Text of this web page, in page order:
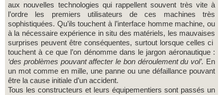
aux nouvelles technologies qui rappellent souvent très vite à
l’ordre les premiers utilisateurs de ces machines très
sophistiquées. Qu’ils touchent à l’interface homme machine, ou
à la nécessaire expérience in situ des matériels, les mauvaises
surprises peuvent être conséquentes, surtout lorsque celles ci
touchent à ce que l’on dénomme dans le jargon aéronautique :
‘des problèmes pouvant affecter le bon déroulement du vol’. En
un mot comme en mille, une panne ou une défaillance pouvant
être la cause initiale d’un accident.
Tous les constructeurs et leurs équipementiers sont passés un